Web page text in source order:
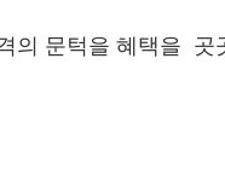
의 문턱을 혜택을 곳